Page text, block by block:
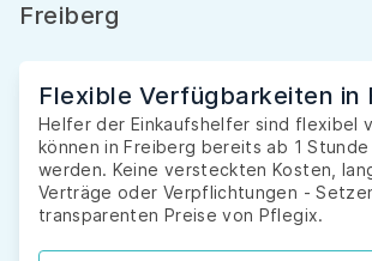
Freiberg
Flexible Verfügbarkeiten in
Helfer der Einkaufshelfer sind flexibel
können in Freiberg bereits ab 1
werden. Keine versteckten Kosten,
Verträge oder Verpflichtungen -
transparenten Preise von Pflegix.